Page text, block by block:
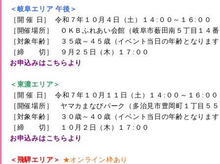
＜岐阜エリア 午後＞
［開 催 日］  令和７年１０月４日（土）１４:００～１６:００
［開催場所］　ＯＫＢふれあい会館（岐阜市薮田南５丁目１４
［対象年齢］　３５歳～４５歳（イベント当日の年齢となりま
お申込みはこちらより
＜東濃エリア＞
［開 催 日］  令和７年１０月１１日（土）１４:００～１６:００
［開催場所］　ヤマカまなびパーク（多治見市豊岡町１丁目５
［対象年齢］　３０歳～４０歳（イベント当日の年齢となりま
お申込みはこちらより
＜飛騨エリア＞
★オンライン枠あり